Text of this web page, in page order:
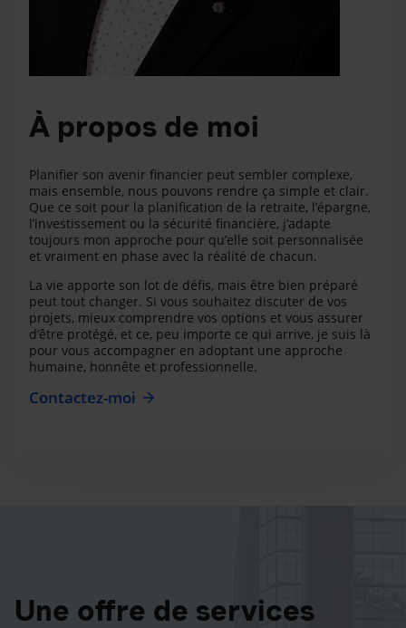
À propos de moi
Planifier son avenir financier peut sembler complexe,
mais ensemble, nous pouvons rendre ça simple et clair.
Que ce soit pour la planification de la retraite, l’épargne,
l’investissement ou la sécurité financière, j’adapte
toujours mon approche pour qu’elle soit personnalisée
et vraiment en phase avec la réalité de chacun.
La vie apporte son lot de défis, mais être bien préparé
peut tout changer. Si vous souhaitez discuter de vos
projets, mieux comprendre vos options et vous assurer
d’être protégé, et ce, peu importe ce qui arrive, je suis là
pour vous accompagner en adoptant une approche
humaine, honnête et professionnelle.
Contactez-moi
Une offre de services